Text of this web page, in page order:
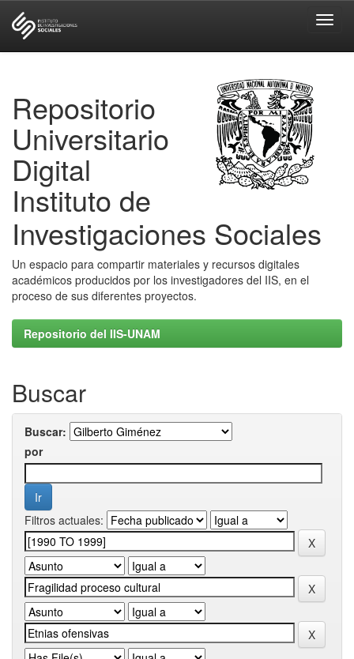
Repositorio
Universitario
Digital
Instituto de
Investigaciones Sociales
Un espacio para compartir materiales y recursos digitales
académicos producidos por los investigadores del IIS, en el
proceso de sus diferentes proyectos.
Repositorio del IIS-UNAM
Buscar
Buscar:
por
Filtros actuales: